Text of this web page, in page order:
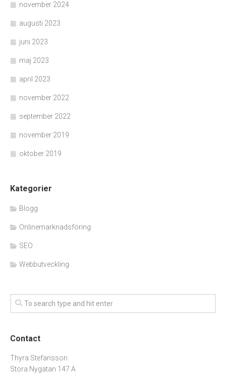
november 2024
augusti 2023
juni 2023
maj 2023
april 2023
november 2022
september 2022
november 2019
oktober 2019
Kategorier
Blogg
Onlinemarknadsföring
SEO
Webbutveckling
Contact
Thyra Stefansson
Stora Nygatan 147 A